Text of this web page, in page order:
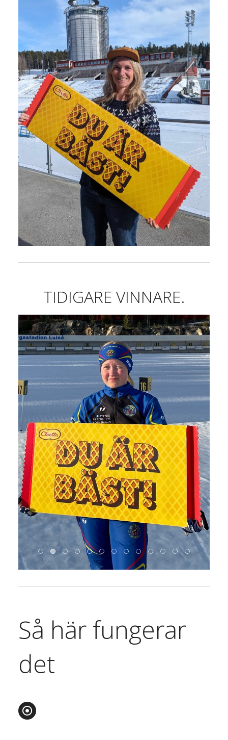
TIDIGARE VINNARE.
Så här fungerar
det